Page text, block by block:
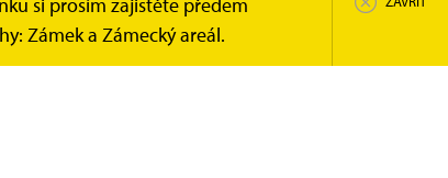
Zámek a Zámecký areál.